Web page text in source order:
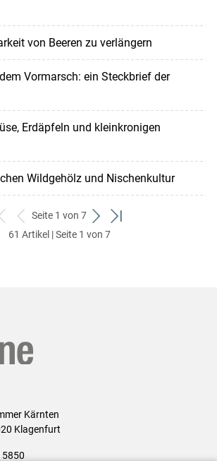
von Beeren zu verlängern
Vormarsch: ein Steckbrief der
Erdäpfeln und kleinkronigen
Wildgehölz und Nischenkultur
zum
ersten
zurück
zum
Seite 1 von 7
weiter
zum
zum
61 Artikel | Seite 1 von 7
Kärnten
Klagenfurt
5850